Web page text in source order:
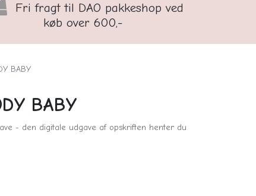
Fri fragt til DAO pakkeshop ved
køb over 600,-
BABY
BABY
- den digitale udgave af opskriften henter du